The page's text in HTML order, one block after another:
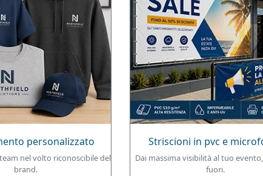
personalizzato
nel volto riconoscibile del
brand.
Striscioni in pvc e
Dai massima visibilità al tuo
fuori.